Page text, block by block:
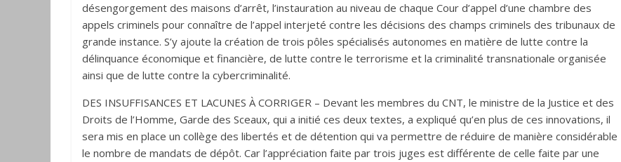
désengorgement des maisons d’arrêt, l’instauration au niveau de chaque Cour d’appel d’une chambre des
appels criminels pour connaître de l’appel interjeté contre les décisions des champs criminels des tribunaux de
grande instance. S’y ajoute la création de trois pôles spécialisés autonomes en matière de lutte contre la
délinquance économique et financière, de lutte contre le terrorisme et la criminalité transnationale organisée
ainsi que de lutte contre la cybercriminalité.
DES INSUFFISANCES ET LACUNES À CORRIGER – Devant les membres du CNT, le ministre de la Justice et des
Droits de l’Homme, Garde des Sceaux, qui a initié ces deux textes, a expliqué qu’en plus de ces innovations, il
sera mis en place un collège des libertés et de détention qui va permettre de réduire de manière considérable
le nombre de mandats de dépôt. Car l’appréciation faite par trois juges est différente de celle faite par une